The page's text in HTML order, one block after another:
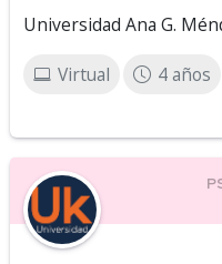
Universidad Ana G.
Virtual 4 años